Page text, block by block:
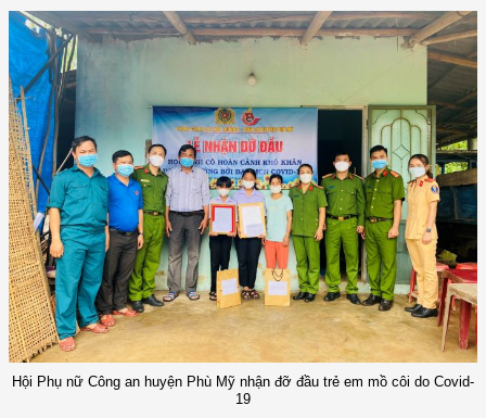
Hội Phụ nữ Công an huyện Phù Mỹ nhận đỡ đầu trẻ em mồ côi do Covid-
19